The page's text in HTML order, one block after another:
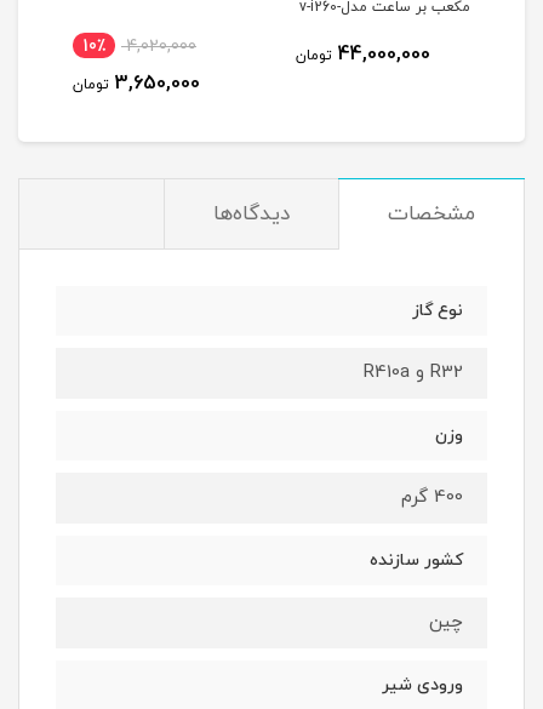
مکعب بر ساعت مدلv-i260-
44,000,000 تومان 4,020,000 10٪
3,650,000 تومان
مشخصات دیدگاه‌ها
نوع گاز
R32 و R410a
وزن
400 گرم
کشور سازنده
چین
ورودی شیر